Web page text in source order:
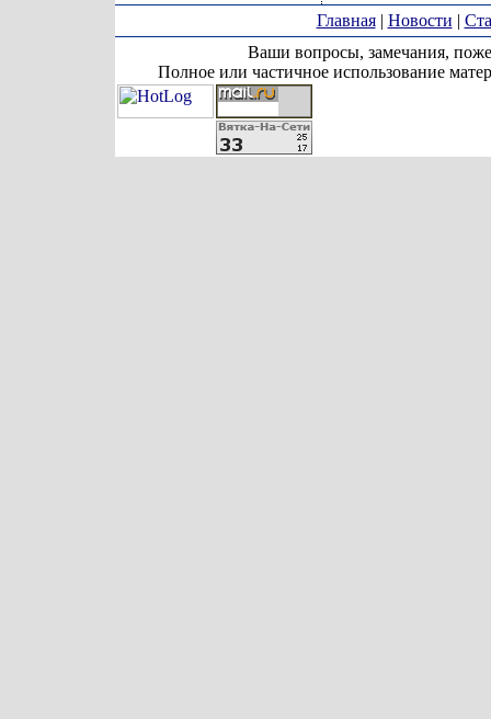
Главная| Новости |
Ваши вопросы, замечания,
Полное или частичное использование